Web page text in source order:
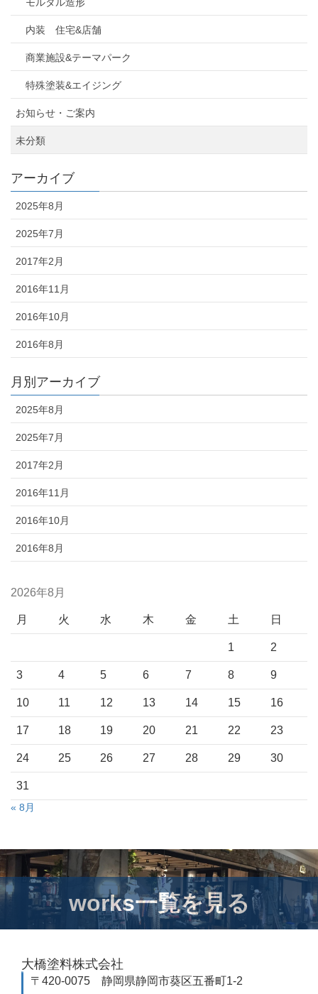
内装 住宅&店舗
商業施設&テーマパーク
特殊塗装&エイジング
お知らせ・ご案内
未分類
アーカイブ
2025年8月
2025年7月
2017年2月
2016年11月
2016年10月
2016年8月
月別アーカイブ
2025年8月
2025年7月
2017年2月
2016年11月
2016年10月
2016年8月
2026年8月
月 火 水 木 金 土 日
1 2
3 4 5 6 7 8 9
10 11 12 13 14 15 16
17 18 19 20 21 22 23
24 25 26 27 28 29 30
31
« 8月
works一覧を見る
works一覧を見る
works一覧を見る
works一覧を見る
works一覧を見る
大橋塗料株式会社
〒420-0075 静岡県静岡市葵区五番町1-2